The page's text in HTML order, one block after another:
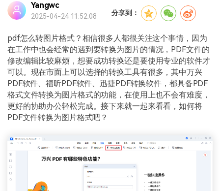
帮助中心
客服热线：4000-300624
万兴PDF 安卓版
万兴PDF iOS版
PDF开发工具
万兴PDF SDK
申请试用
PDF合并工具
PDF加密
PDF文件压缩
PDF签名
PDF批量工具
PDF表格
企业采购
经销商招募
产品支持
常见问题
产品信息
更新日志
下载中心
产品资讯
01.热门软件
02.转换PDF
03.编辑PDF
Yangwc
2025-04-24 11:52:08 分享到：
pdf怎么转图片格式？相信很多人都很关注这个事情，因为
在工作中也会经常的遇到要转换为图片的情况，PDF文件的
修改编辑比较麻烦，想要成功转换还是要使用专业的软件才
可以。现在市面上可以选择的转换工具有很多，其中万兴
PDF软件、福昕PDF软件、迅捷PDF转换软件，都具备PDF
格式文件转换为图片格式的功能，在使用上也不会有难度，
更好的协助办公轻松完成。接下来就一起来看看，如何将
PDF文件转换为图片格式吧？